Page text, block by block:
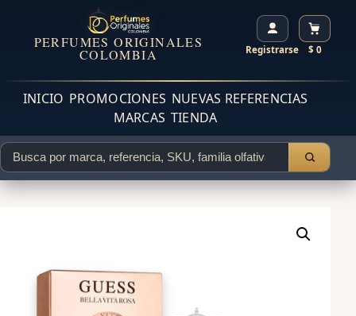
PERFUMES ORIGINALES
COLOMBIA Registrarse $ 0
INICIO PROMOCIONES NUEVAS REFERENCIAS
MARCAS TIENDA